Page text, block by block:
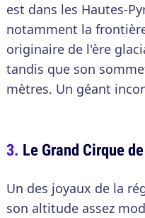
est dans les Hautes-
notamment la
originaire de l'ère
tandis que son
mètres. Un géant
Le Grand Cirque
Un des joyaux de la
son altitude assez